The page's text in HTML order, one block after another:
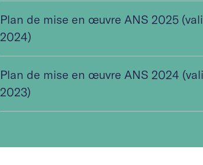
Plan de mise en œuvre ANS 2025
2024)
Plan de mise en œuvre ANS 2024
2023)